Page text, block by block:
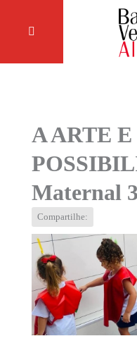
A ARTE E
Maternal 3
Compartilhe: